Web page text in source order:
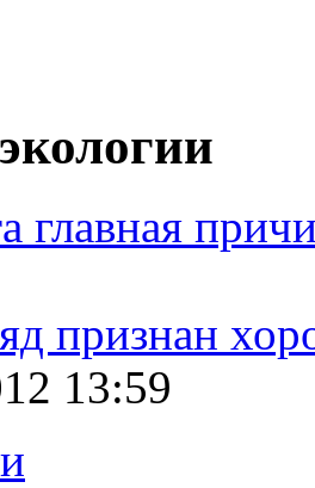
главная
признан
13:59